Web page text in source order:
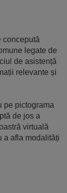
concepută
legate de
de asistență
relevante și
pe pictograma
de jos a
virtuală
a afla modalități